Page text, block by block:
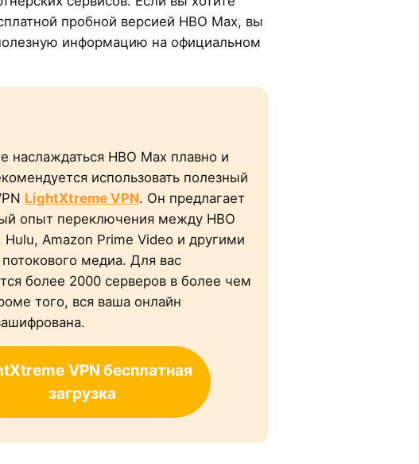
пробной версией HBO Max, вы
информацию на официальном
наслаждаться HBO Max плавно и
использовать полезный
LightXtreme VPN. Он предлагает
опыт переключения между HBO
Hulu, Amazon Prime Video и другими
медиа. Для вас
более 2000 серверов в более чем
того, вся ваша онлайн
VPN бесплатная
загрузка